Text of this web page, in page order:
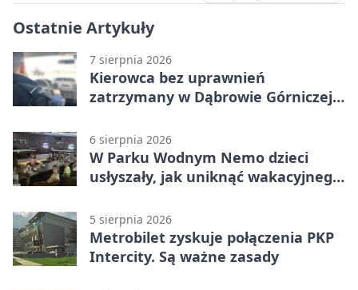
Ostatnie Artykuły
7 sierpnia 2026
Kierowca bez uprawnień
zatrzymany w Dąbrowie Górniczej.
6 sierpnia 2026
W Parku Wodnym Nemo dzieci
usłyszały, jak uniknąć wakacyjnego
5 sierpnia 2026
Metrobilet zyskuje połączenia PKP
Intercity. Są ważne zasady